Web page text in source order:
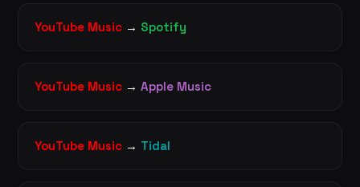
YouTube Music → Spotify
YouTube Music → Apple Music
YouTube Music → Tidal